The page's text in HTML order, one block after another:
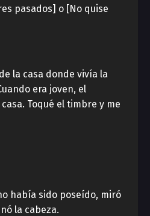
pasados] o [No quise
la casa donde vivía la
era joven, el
Toqué el timbre y me
había sido poseído, miró
la cabeza.